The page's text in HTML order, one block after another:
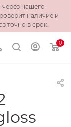
нашего
наличие и
точно в срок.
0